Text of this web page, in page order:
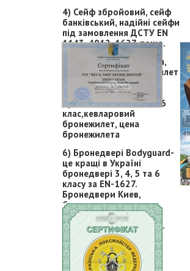
4) Сейф збройовий, сейф
банківський, надійні сейфи
під замовлення ДСТУ EN
1143, 4012, 1627, тощо.
5) Бронежилет 4 класса,
сертифікат на бронежилет
полегшений,Купить
бронежилет, купити
бронежилет 1,2,3,4, 5, 6
клас,кевларовий
бронежилет, цена
бронежилета
6) Бронедвері Bodyguard-
це кращі в Україні
бронедвері 3, 4, 5 та 6
класу за EN-1627.
Бронедвери Киев,
бронированные
двери.Топові незламні
бронедвері ціна-якість.
Бронежилети, шоломи
"Патріот"